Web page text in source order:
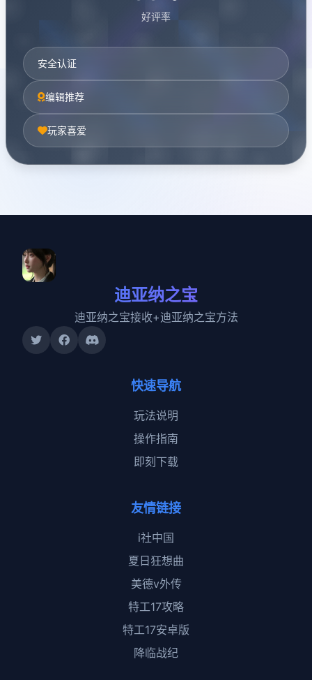
好评率
安全认证
编辑推荐
玩家喜爱
迪亚纳之宝
迪亚纳之宝接收+迪亚纳之宝方法
快速导航
玩法说明
操作指南
即刻下载
友情链接
i社中国
夏日狂想曲
美德v外传
特工17攻略
特工17安卓版
降临战纪